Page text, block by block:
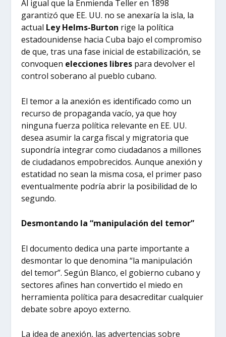
Al igual que la Enmienda Teller en 1898
garantizó que EE. UU. no se anexaría la isla, la
actual Ley Helms-Burton rige la política
estadounidense hacia Cuba bajo el compromiso
de que, tras una fase inicial de estabilización, se
convoquen elecciones libres para devolver el
control soberano al pueblo cubano.
El temor a la anexión es identificado como un
recurso de propaganda vacío, ya que hoy
ninguna fuerza política relevante en EE. UU.
desea asumir la carga fiscal y migratoria que
supondría integrar como ciudadanos a millones
de ciudadanos empobrecidos. Aunque anexión y
estatidad no sean la misma cosa, el primer paso
eventualmente podría abrir la posibilidad de lo
segundo.
Desmontando la “manipulación del temor”
El documento dedica una parte importante a
desmontar lo que denomina “la manipulación
del temor”. Según Blanco, el gobierno cubano y
sectores afines han convertido el miedo en
herramienta política para desacreditar cualquier
debate sobre apoyo externo.
La idea de anexión, las advertencias sobre